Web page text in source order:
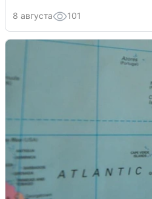
8 августа 101